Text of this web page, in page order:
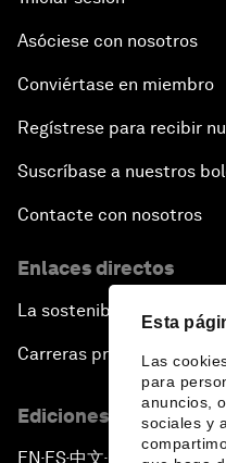
Esta
Las
para
anuncios,
sociales y
Asóciese con nosotros
Conviértase en miembro
Regístrese para recibir
Suscríbase a nuestros
Contacte con nosotros
Enlaces directos
La sostenibilidad en el
Carreras profesionales
Ediciones en otros
EN ▪ES▪中文▪ 日本語